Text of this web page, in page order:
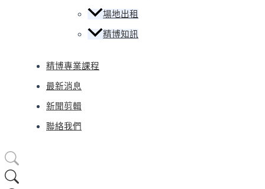
場地出租
精博知訊
精博專業課程
最新消息
新聞剪輯
聯絡我們